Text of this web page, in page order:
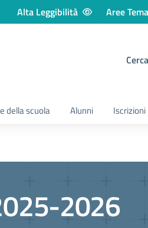
Alta Leggibilità Aree
Cerca
della scuola Alunni Iscrizioni
2026